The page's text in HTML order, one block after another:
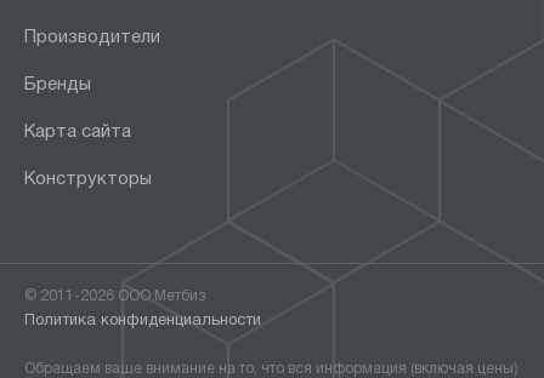
Производители
Бренды
Карта сайта
Конструкторы
© 2011-2026 ООО Метбиз
Политика конфиденциальности
Обращаем ваше внимание на то, что вся информация (включая цены)